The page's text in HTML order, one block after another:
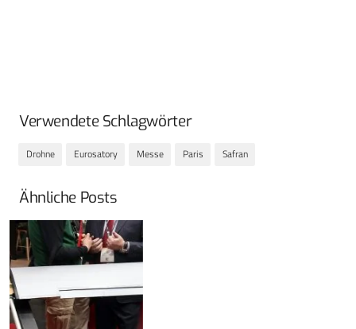
Verwendete Schlagwörter
Drohne Eurosatory Messe Paris Safran
Ähnliche Posts